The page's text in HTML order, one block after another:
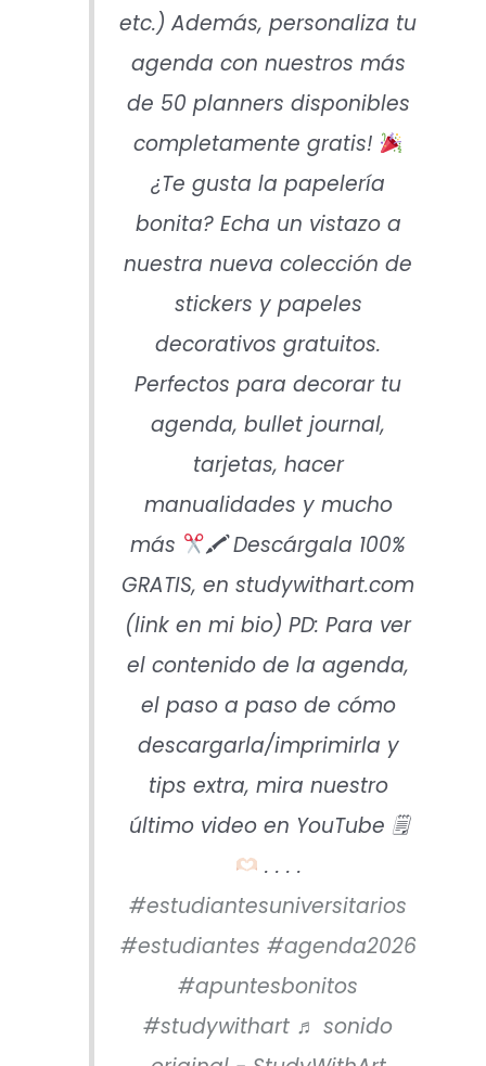
etc.) Además, personaliza tu
agenda con nuestros más
de 50 planners disponibles
completamente gratis!
¿Te gusta la papelería
bonita? Echa un vistazo a
nuestra nueva colección de
stickers y papeles
decorativos gratuitos.
Perfectos para decorar tu
agenda, bullet journal,
tarjetas, hacer
manualidades y mucho
más
🖍 Descárgala 100%
GRATIS, en studywithart.com
(link en mi bio) PD: Para ver
el contenido de la agenda,
el paso a paso de cómo
descargarla/imprimirla y
tips extra, mira nuestro
último video en YouTube 🗒
. . . .
#estudiantesuniversitarios
#estudiantes #agenda2026
#apuntesbonitos
#studywithart ♬ sonido